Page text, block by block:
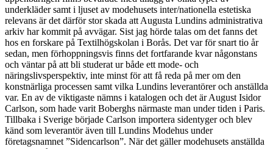
underkläder samt i ljuset av modehusets inter/nationella estetiska
relevans är det därför stor skada att Augusta Lundins administrativa
arkiv har kommit på avvägar. Sist jag hörde talas om det fanns det
hos en forskare på Textilhögskolan i Borås. Det var för snart tio år
sedan, men förhoppningsvis finns det fortfarande kvar någonstans
och väntar på att bli studerat ur både ett mode- och
näringslivsperspektiv, inte minst för att få reda på mer om den
konstnärliga processen samt vilka Lundins leverantörer och anställda
var. En av de viktigaste nämns i katalogen och det är August Isidor
Carlson, som hade varit Boberghs närmaste man under tiden i Paris.
Tillbaka i Sverige började Carlson importera sidentyger och blev
känd som leverantör även till Lundins Modehus under
företagsnamnet ”Sidencarlson”. När det gäller modehusets anställda